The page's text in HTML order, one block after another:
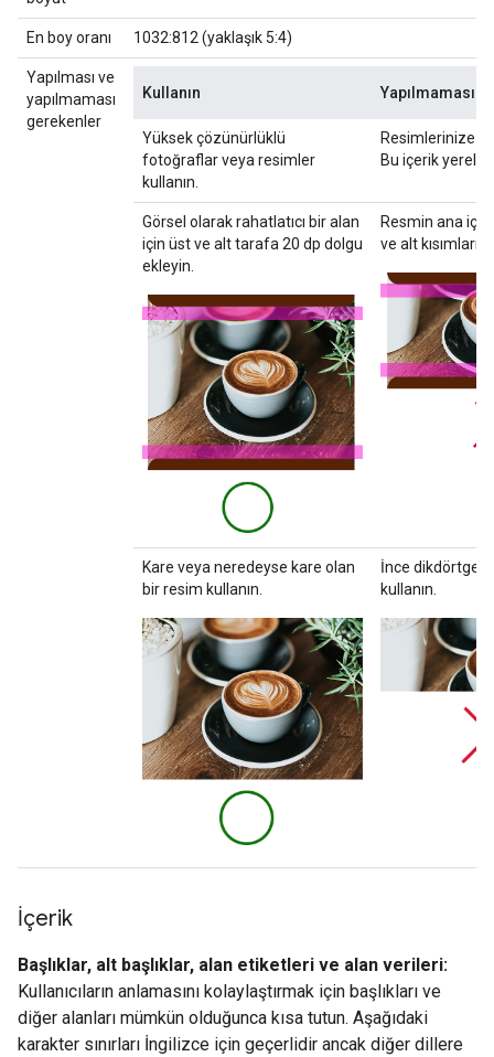
En boy oranı 1032:812 (yaklaşık 5:4)
Yapılması ve
yapılmaması
gerekenler
Kullanın Yapılmaması
Yüksek çözünürlüklü
fotoğraflar veya resimler
kullanın.
Resimlerinize
Bu içerik
Görsel olarak rahatlatıcı bir alan
için üst ve alt tarafa 20 dp dolgu
ekleyin.
Resmin ana
ve alt
Kare veya neredeyse kare olan
bir resim kullanın.
İnce dikdörtgen
kullanın.
İçerik
Başlıklar, alt başlıklar, alan etiketleri ve alan verileri:
Kullanıcıların anlamasını kolaylaştırmak için başlıkları ve
diğer alanları mümkün olduğunca kısa tutun. Aşağıdaki
karakter sınırları İngilizce için geçerlidir ancak diğer dillere